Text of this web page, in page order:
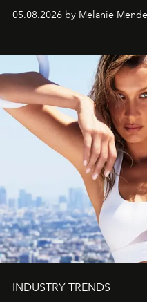
de vivre Romain dans
05.08.2026 by Melanie
INDUSTRY TRENDS